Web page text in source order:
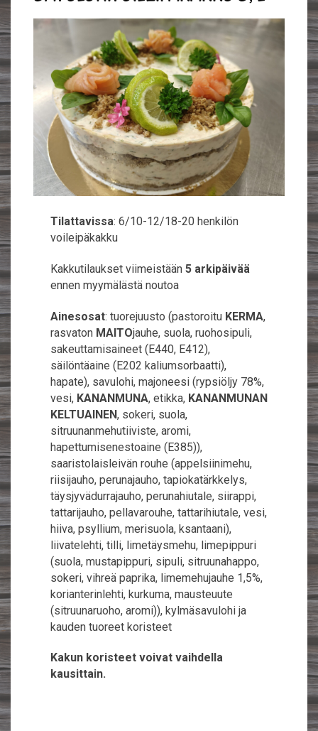
Tilattavissa: 6/10-12/18-20 henkilön
voileipäkakku
Kakkutilaukset viimeistään 5 arkipäivää
ennen myymälästä noutoa
Ainesosat: tuorejuusto (pastoroitu KERMA,
rasvaton MAITOjauhe, suola, ruohosipuli,
sakeuttamisaineet (E440, E412),
säilöntäaine (E202 kaliumsorbaatti),
hapate), savulohi, majoneesi (rypsiöljy 78%,
vesi, KANANMUNA, etikka, KANANMUNAN
KELTUAINEN, sokeri, suola,
sitruunanmehutiiviste, aromi,
hapettumisenestoaine (E385)),
saaristolaisleivän rouhe (appelsiinimehu,
riisijauho, perunajauho, tapiokatärkkelys,
täysjyvädurrajauho, perunahiutale, siirappi,
tattarijauho, pellavarouhe, tattarihiutale, vesi,
hiiva, psyllium, merisuola, ksantaani),
liivatelehti, tilli, limetäysmehu, limepippuri
(suola, mustapippuri, sipuli, sitruunahappo,
sokeri, vihreä paprika, limemehujauhe 1,5%,
korianterinlehti, kurkuma, mausteuute
(sitruunaruoho, aromi)), kylmäsavulohi ja
kauden tuoreet koristeet
Kakun koristeet voivat vaihdella
kausittain.